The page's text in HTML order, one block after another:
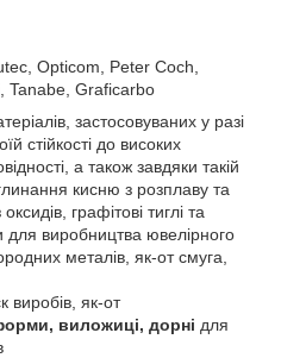
Opticom, Peter Coch,
Tanabe, Graficarbo
застосовуваних у разі
стійкості до високих
а також завдяки такій
кисню з розплаву та
графітові тиглі та
для виробництва ювелірного
металів, як-от смуга,
виробів, як-от
виложиці, дорні для